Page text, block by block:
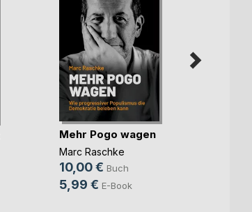
Mehr Pogo wagen
Marc Raschke
10,00 € Buch
5,99 € E-Book